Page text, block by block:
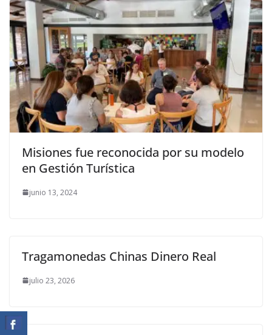
Misiones fue reconocida por su modelo
en Gestión Turística
junio 13, 2024
Tragamonedas Chinas Dinero Real
julio 23, 2026